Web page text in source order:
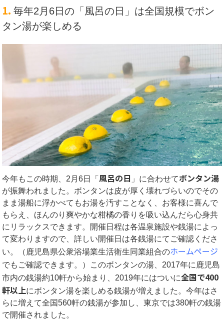
1.毎年2月6日の「風呂の日」は全国規模でボン
タン湯が楽しめる
今年もこの時期、2月6日「 風呂の日 」に合わせてボンタン湯
が振舞われました。ボンタンは皮が厚く壊れづらいのでその
まま湯船に浮かべてもお湯を汚すことなく、お客様に喜んで
もらえ、ほんのり爽やかな柑橘の香りを吸い込んだら心身共
にリラックスできます。開催日程は各温泉施設や銭湯によっ
て変わりますので、詳しい開催日は各銭湯にてご確認くださ
い。（鹿児島県公衆浴場業生活衛生同業組合のホームページ
でもご確認できます。） このボンタンの湯、2017年に鹿児島
市内の銭湯約10軒から始まり、2019年にはついに全国で400
軒以上にボンタン湯を楽しめる銭湯が増えました。今年はさ
らに増えて全国560軒の銭湯が参加し、東京では380軒の銭湯
で開催されました。